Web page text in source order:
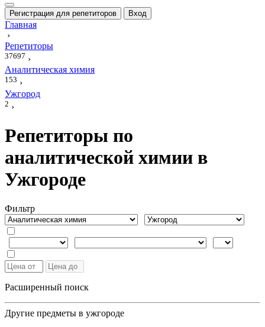
Регистрация для репетиторов Вход
Главная
›
Репетиторы
37697 ›
Аналитическая химия
153 ›
Ужгород
2 ›
Репетиторы по
аналитической химии в
Ужгороде
Фильтр
Расширенный поиск
Другие предметы в ужгороде